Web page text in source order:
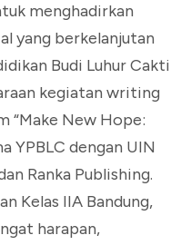
menghadirkan
yang berkelanjutan
Budi Luhur Cakti
kegiatan writing
“Make New Hope:
YPBLC dengan UIN
Ranka Publishing.
Kelas IIA Bandung,
harapan,